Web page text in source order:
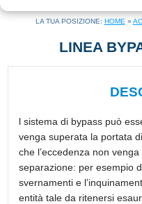
LA TUA POSIZIONE: HOME »
LINEA
l sistema di bypass può
venga superata la portata
che l’eccedenza non
separazione: per esempio
svernamenti e
entità tale da ritenersi